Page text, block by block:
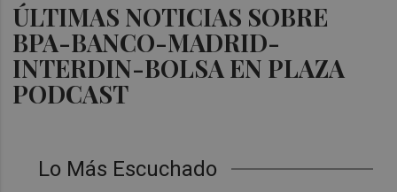
ÚLTIMAS NOTICIAS SOBRE
BPA-BANCO-MADRID-
INTERDIN-BOLSA EN PLAZA
PODCAST
Lo Más Escuchado